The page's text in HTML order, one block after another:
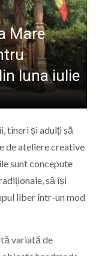
Mare
luna iulie
tineri și adulți să
de ateliere creative
sunt concepute
să își
liber într-un mod
variată de